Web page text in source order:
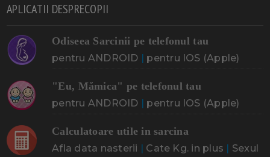
APLICATII DESPRECOPII
Odiseea Sarcinii pe telefonul tau
pentru ANDROID | pentru IOS (Apple)
"Eu, Mămica" pe telefonul tau
pentru ANDROID | pentru IOS (Apple)
Calculatoare utile in sarcina
Afla data nasterii | Cate Kg. in plus | Sexul